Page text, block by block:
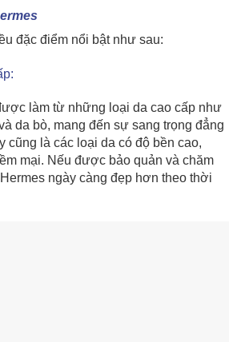
đặc điểm nổi bật như sau:
làm từ những loại da cao cấp như
da bò, mang đến sự sang trọng đẳng
cũng là các loại da có độ bền cao,
mại. Nếu được bảo quản và chăm
ngày càng đẹp hơn theo thời